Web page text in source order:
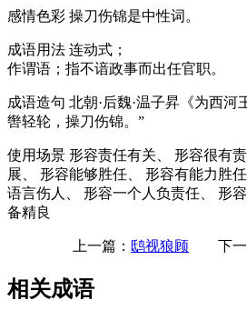
感情色彩 操刀伤锦是中性词。
成语用法 连动式；
作谓语；指不谙政事而出任官职。
成语造句 北朝·后魏·温子昇《为西河
辔轻轮，操刀伤锦。”
使用场景 形容责任有关、 形容很有
展、 形容能够胜任、 形容有能力胜
语言伤人、 形容一个人负责任、 形
备精良
上一篇： 鸱视狼顾 下一
相关成语